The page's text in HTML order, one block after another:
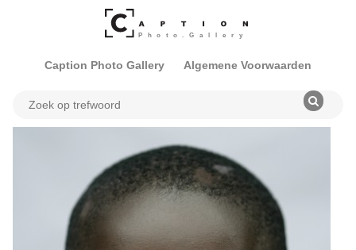
Caption Photo Gallery Algemene Voorwaarden